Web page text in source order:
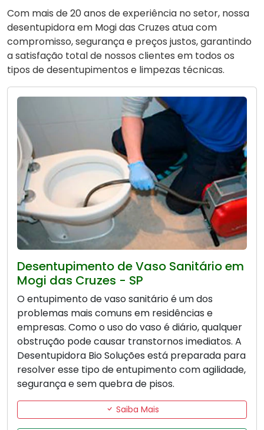
Com mais de 20 anos de experiência no setor, nossa
desentupidora em Mogi das Cruzes atua com
compromisso, segurança e preços justos, garantindo
a satisfação total de nossos clientes em todos os
tipos de desentupimentos e limpezas técnicas.
Desentupimento de Vaso Sanitário em
Mogi das Cruzes - SP
O entupimento de vaso sanitário é um dos
problemas mais comuns em residências e
empresas. Como o uso do vaso é diário, qualquer
obstrução pode causar transtornos imediatos. A
Desentupidora Bio Soluções está preparada para
resolver esse tipo de entupimento com agilidade,
segurança e sem quebra de pisos.
Saiba Mais